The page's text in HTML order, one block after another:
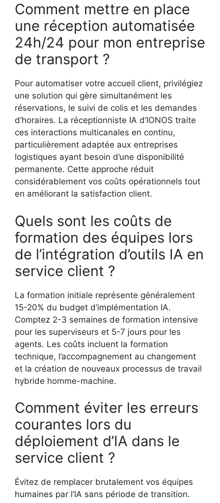
Comment mettre en place
une réception automatisée
24h/24 pour mon entreprise
de transport ?
Pour automatiser votre accueil client, privilégiez
une solution qui gère simultanément les
réservations, le suivi de colis et les demandes
d’horaires. La réceptionniste IA d’IONOS traite
ces interactions multicanales en continu,
particulièrement adaptée aux entreprises
logistiques ayant besoin d’une disponibilité
permanente. Cette approche réduit
considérablement vos coûts opérationnels tout
en améliorant la satisfaction client.
Quels sont les coûts de
formation des équipes lors
de l’intégration d’outils IA en
service client ?
La formation initiale représente généralement
15-20% du budget d’implémentation IA.
Comptez 2-3 semaines de formation intensive
pour les superviseurs et 5-7 jours pour les
agents. Les coûts incluent la formation
technique, l’accompagnement au changement
et la création de nouveaux processus de travail
hybride homme-machine.
Comment éviter les erreurs
courantes lors du
déploiement d’IA dans le
service client ?
Évitez de remplacer brutalement vos équipes
humaines par l’IA sans période de transition.